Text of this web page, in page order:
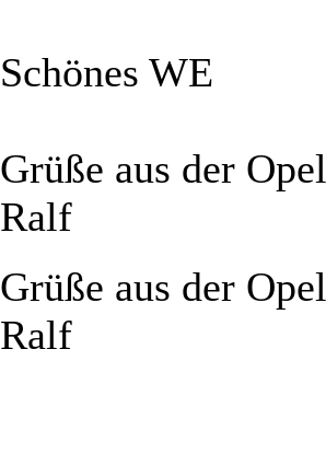
Schönes WE
Grüße aus der
Ralf
Grüße aus der
Ralf